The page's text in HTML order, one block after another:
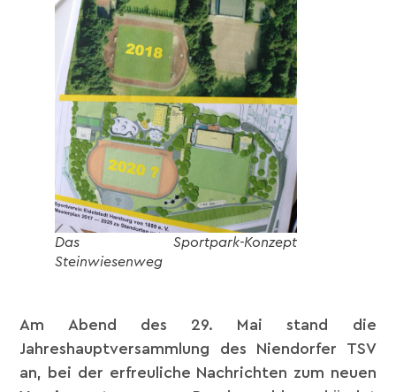
Das Sportpark-Konzept
Steinwiesenweg
Am Abend des 29. Mai stand die
Jahreshauptversammlung des Niendorfer TSV
an, bei der erfreuliche Nachrichten zum neuen